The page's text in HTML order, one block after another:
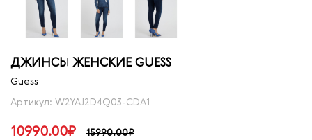
ДЖИНСЫ ЖЕНСКИЕ GUESS
Guess
Артикул: W2YAJ2D4Q03-CDA1
10990.00₽ 15990.00₽